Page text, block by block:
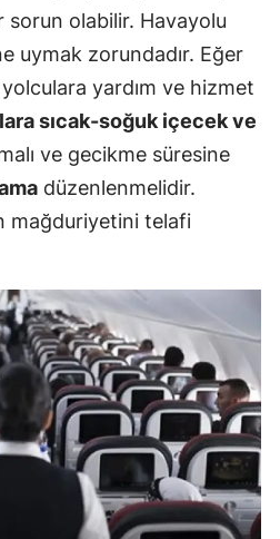
olabilir. Havayolu
uymak zorundadır. Eğer
yardım ve hizmet
sıcak-soğuk içecek ve
ve gecikme süresine
düzenlenmelidir.
mağduriyetini telafi